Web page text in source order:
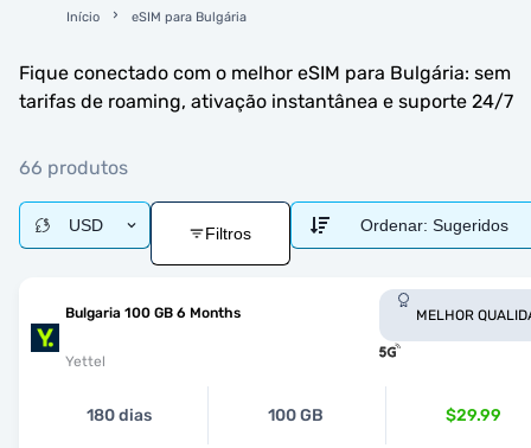
Início eSIM para Bulgária
Fique conectado com o melhor eSIM para Bulgária: sem
tarifas de roaming, ativação instantânea e suporte 24/7
66 produtos
USD Filtros Ordenar: Sugeridos
Bulgaria 100 GB 6 Months
Yettel
MELHOR
180 dias 100 GB $29.99